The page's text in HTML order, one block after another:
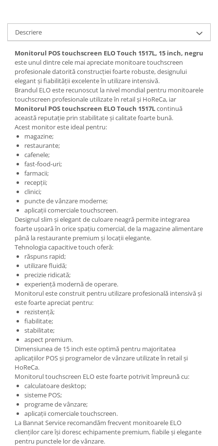
Hartie copiator
Pixuri
Role, etichete, consumabile
Role hartie termica
Etichete marcator pret
Etichete termice autoadezive
Eichete pentru raft
Solutii magazine Retail-HoReCa
Sisteme de afisare in magazin
Cosuri si carucioare
Refurbished
Programe de vanzare / gestiune si
servicii
Pentru HoReCa
Pentru magazine
Descriere
Monitorul POS touchscreen ELO Touch 1517L, 15 inch, negru
este unul dintre cele mai apreciate monitoare touchscreen
profesionale datorită construcției foarte robuste, designului
elegant și fiabilității excelente în utilizare intensivă.
Brandul ELO este recunoscut la nivel mondial pentru monitoarele
touchscreen profesionale utilizate în retail și HoReCa, iar
Monitorul POS touchscreen ELO Touch 1517Lcontinuă
această reputație prin stabilitate și calitate foarte bună.
Acest monitor este ideal pentru:
magazine;
restaurante;
cafenele;
fast-food-uri;
farmacii;
recepții;
clinici;
puncte de vânzare moderne;
aplicații comerciale touchscreen.
Designul slim și elegant de culoare neagră permite integrarea
foarte ușoară în orice spațiu comercial, de la magazine alimentare
până la restaurante premium și locații elegante.
Tehnologia capacitive touch oferă:
răspuns rapid;
utilizare fluidă;
precizie ridicată;
experiență modernă de operare.
Monitorul este construit pentru utilizare profesională intensivă și
este foarte apreciat pentru:
rezistență;
fiabilitate;
stabilitate;
aspect premium.
Dimensiunea de 15 inch este optimă pentru majoritatea
aplicațiilor POS și programelor de vânzare utilizate în retail și
HoReCa.
Monitorul touchscreen ELO este foarte potrivit împreună cu:
calculatoare desktop;
sisteme POS;
programe de vânzare;
aplicații comerciale touchscreen.
La Bannat Service recomandăm frecvent monitoarele ELO
clienților care își doresc echipamente premium, fiabile și elegante
pentru punctele lor de vânzare.